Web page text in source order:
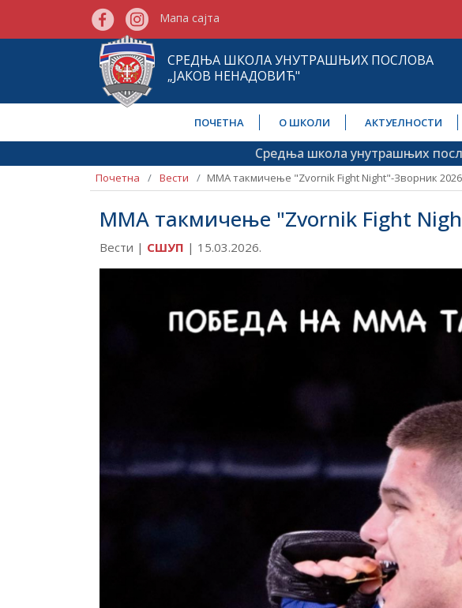
Мапа сајта
СРЕДЊА ШКОЛА УНУТРАШЊИХ ПОСЛОВА
„ЈАКОВ НЕНАДОВИЋ"
ПОЧЕТНА О ШКОЛИ АКТУЕЛНОСТИ
Средња школа унутрашњих послова
Почетна Вести ММА такмичење "Zvornik Fight Night"-Зворник 2026
ММА такмичење "Zvornik Fight
Вести | СШУП | 15.03.2026.